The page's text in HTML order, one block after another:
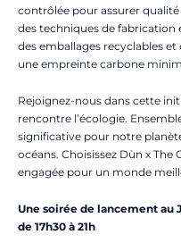
contrôlée pour assurer
des techniques de fabrication
des emballages recyclables
une empreinte carbone
Rejoignez-nous dans cette
rencontre l’écologie.
significative pour notre
océans. Choisissez Dùn x
engagée pour un monde
Une soirée de lancement au
de 17h30 à 21h